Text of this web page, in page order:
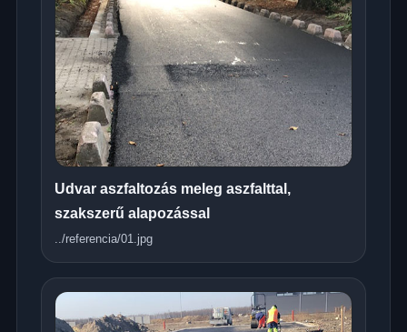
Udvar aszfaltozás meleg aszfalttal,
szakszerű alapozással
../referencia/01.jpg